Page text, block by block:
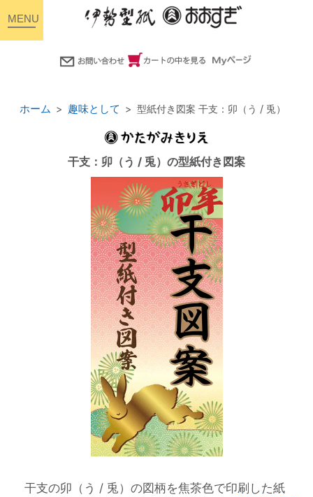
ホーム 趣味として 型紙付き図案 干支：卯（う / 兎）
干支：卯（う / 兎）の型紙付き図案
干支の卯（う / 兎）の図柄を焦茶色で印刷した紙
toggle
navigation